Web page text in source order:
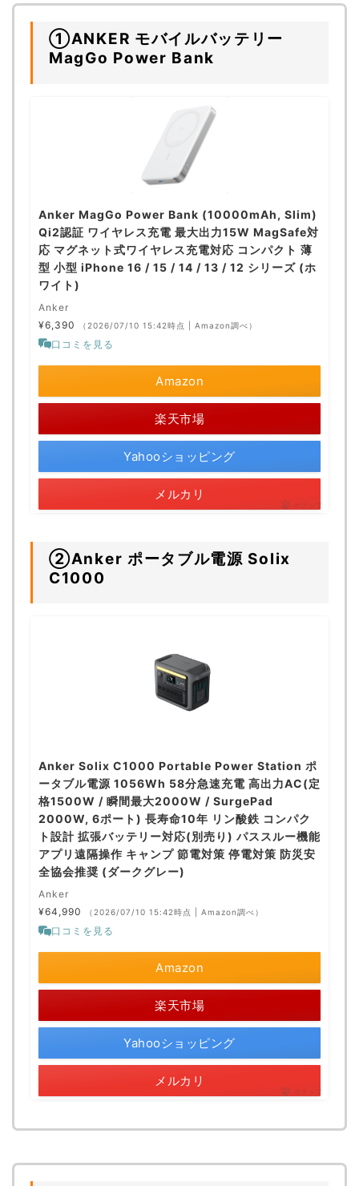
①ANKER モバイルバッテリー
MagGo Power Bank
Anker MagGo Power Bank (10000mAh, Slim)
Qi2認証 ワイヤレス充電 最大出力15W MagSafe対
応 マグネット式ワイヤレス充電対応 コンパクト 薄
型 小型 iPhone 16 / 15 / 14 / 13 / 12 シリーズ (ホ
ワイト)
Anker
¥6,390
（2026/07/10 15:42時点 | Amazon調べ）
口コミを見る
Amazon
楽天市場
Yahooショッピング
メルカリ
ポチップ
②Anker ポータブル電源 Solix
C1000
Anker Solix C1000 Portable Power Station ポ
ータブル電源 1056Wh 58分急速充電 高出力AC(定
格1500W / 瞬間最大2000W / SurgePad
2000W, 6ポート) 長寿命10年 リン酸鉄 コンパク
ト設計 拡張バッテリー対応(別売り) パススルー機能
アプリ遠隔操作 キャンプ 節電対策 停電対策 防災安
全協会推奨 (ダークグレー)
Anker
¥64,990
（2026/07/10 15:42時点 | Amazon調べ）
口コミを見る
Amazon
楽天市場
Yahooショッピング
メルカリ
ポチップ